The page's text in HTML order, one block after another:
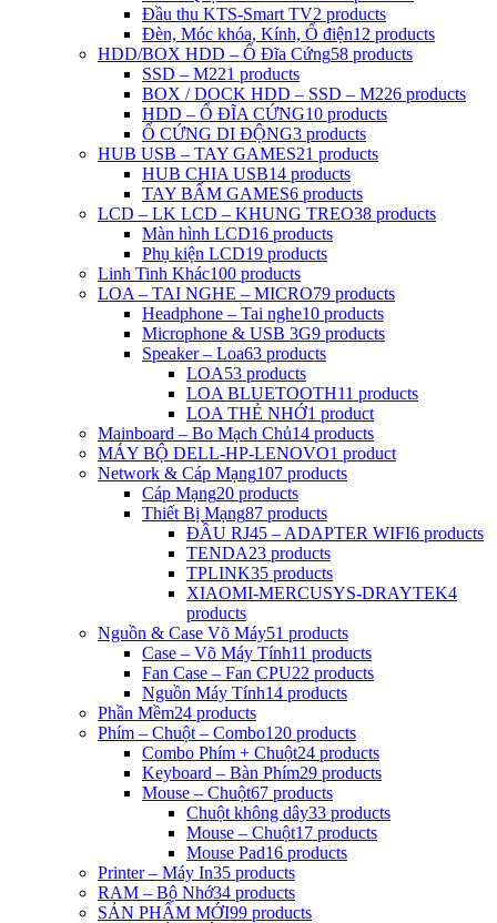
Đầu thu KTS-Smart TV2 products
Đèn, Móc khóa, Kính, Ổ điện12 products
HDD/BOX HDD – Ổ Đĩa Cứng58 products
SSD – M221 products
BOX / DOCK HDD – SSD – M226 products
HDD – Ổ ĐĨA CỨNG10 products
Ổ CỨNG DI ĐỘNG3 products
HUB USB – TAY GAMES21 products
HUB CHIA USB14 products
TAY BẤM GAMES6 products
LCD – LK LCD – KHUNG TREO38 products
Màn hình LCD16 products
Phụ kiện LCD19 products
Linh Tinh Khác100 products
LOA – TAI NGHE – MICRO79 products
Headphone – Tai nghe10 products
Microphone & USB 3G9 products
Speaker – Loa63 products
LOA53 products
LOA BLUETOOTH11 products
LOA THẺ NHỚ1 product
Mainboard – Bo Mạch Chủ14 products
MÁY BỘ DELL-HP-LENOVO1 product
Network & Cáp Mạng107 products
Cáp Mạng20 products
Thiết Bị Mạng87 products
ĐẦU RJ45 – ADAPTER WIFI6 products
TENDA23 products
TPLINK35 products
XIAOMI-MERCUSYS-DRAYTEK4
products
Nguồn & Case Võ Máy51 products
Case – Võ Máy Tính11 products
Fan Case – Fan CPU22 products
Nguồn Máy Tính14 products
Phần Mềm24 products
Phím – Chuột – Combo120 products
Combo Phím + Chuột24 products
Keyboard – Bàn Phím29 products
Mouse – Chuột67 products
Chuột không dây33 products
Mouse – Chuột17 products
Mouse Pad16 products
Printer – Máy In35 products
RAM – Bộ Nhớ34 products
SẢN PHẨM MỚI99 products